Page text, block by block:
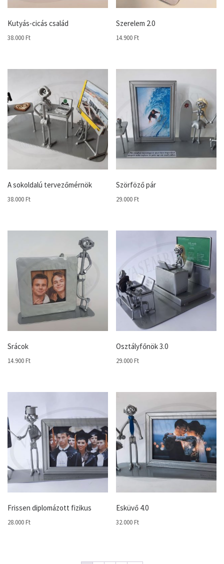
Kutyás-cicás család
38.000 Ft
Szerelem 2.0
14.900 Ft
A sokoldalú tervezőmérnök
38.000 Ft
Szörföző pár
29.000 Ft
Srácok
14.900 Ft
Osztályfőnök 3.0
29.000 Ft
Frissen diplomázott fizikus
28.000 Ft
Esküvő 4.0
32.000 Ft